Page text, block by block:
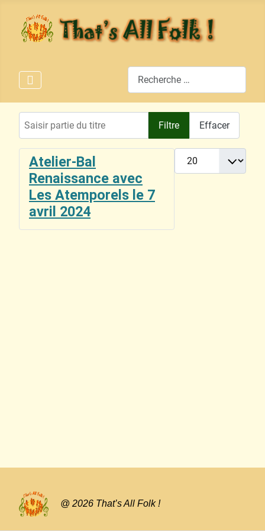
Filtre Effacer
Afficher #
Atelier-Bal
Renaissance avec
Les Atemporels le 7
avril 2024
@ 2026 That’s All Folk !